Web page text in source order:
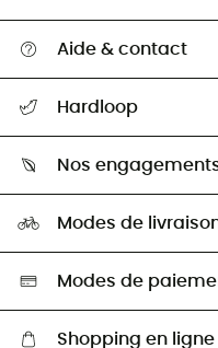
Aide & contact
Retour & remboursement
Guide des tailles
Seconde Main
Aide & Contact
Hardloop
HardGuides
Nos
Sélection éco-responsable
Modes de
Modes de
Shopping en